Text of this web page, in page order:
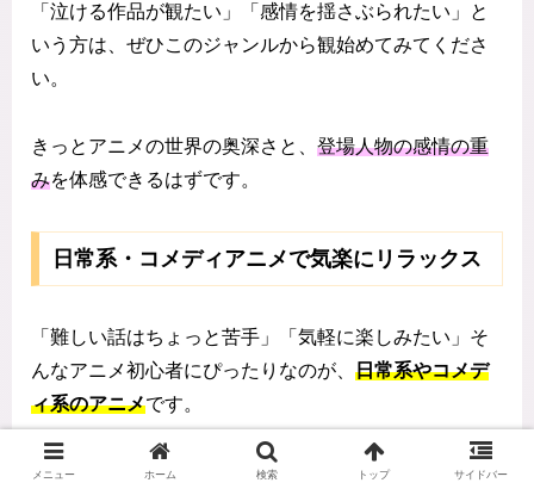
「泣ける作品が観たい」「感情を揺さぶられたい」と
いう方は、ぜひこのジャンルから観始めてみてくださ
い。
きっとアニメの世界の奥深さと、 登場人物の感情の重
みを体感できるはずです。
日常系・コメディアニメで気楽にリラックス
「難しい話はちょっと苦手」「気軽に楽しみたい」そ
んなアニメ初心者にぴったりなのが、 日常系やコメデ
ィ系のアニメです。
ドラマチックな展開よりも、ゆったりとした会話や日
メニュー ホーム 検索 トップ サイドバー